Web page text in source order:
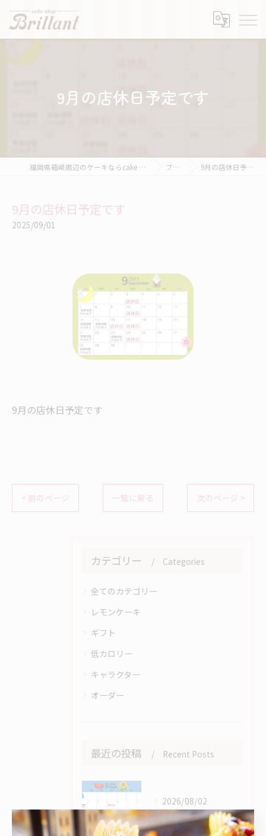
9月の店休日予定です
福岡県箱崎周辺のケーキならcake shop Brillant ブログ 9月の店休日予定です
9月の店休日予定です
2025/09/01
9月の店休日予定です
< 前のページ 一覧に戻る 次のページ >
カテゴリー Categories
全てのカテゴリー
レモンケーキ
ギフト
低カロリー
キャラクター
オーダー
最近の投稿 Recent Posts
2026/08/02
8月の店休日予定です